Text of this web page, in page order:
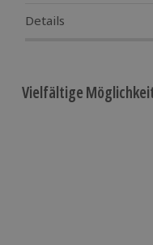
Details
Vielfältige